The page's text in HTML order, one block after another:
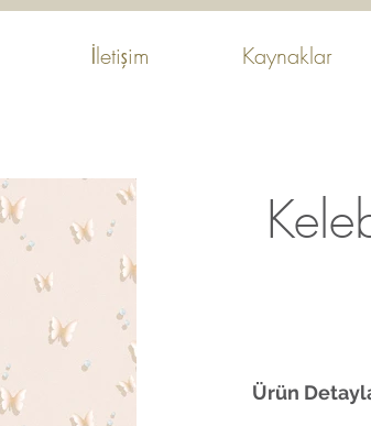
İletişim Kaynaklar
Ürün